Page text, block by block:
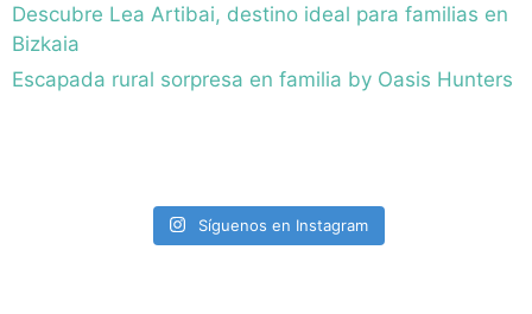
Descubre Lea Artibai, destino ideal para familias en
Bizkaia
Escapada rural sorpresa en familia by Oasis Hunters
Síguenos en Instagram